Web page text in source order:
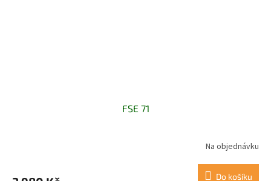
FSE 71
Na objednávku
Do košíku